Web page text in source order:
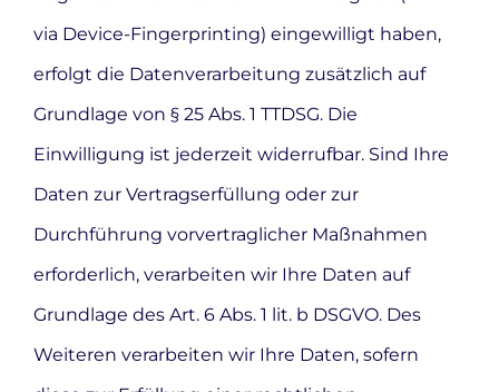
via Device-Fingerprinting) eingewilligt haben,
erfolgt die Datenverarbeitung zusätzlich auf
Grundlage von § 25 Abs. 1 TTDSG. Die
Einwilligung ist jederzeit widerrufbar. Sind Ihre
Daten zur Vertragserfüllung oder zur
Durchführung vorvertraglicher Maßnahmen
erforderlich, verarbeiten wir Ihre Daten auf
Grundlage des Art. 6 Abs. 1 lit. b DSGVO. Des
Weiteren verarbeiten wir Ihre Daten, sofern